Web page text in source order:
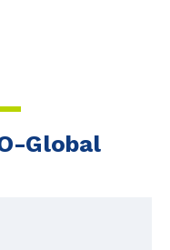
Global